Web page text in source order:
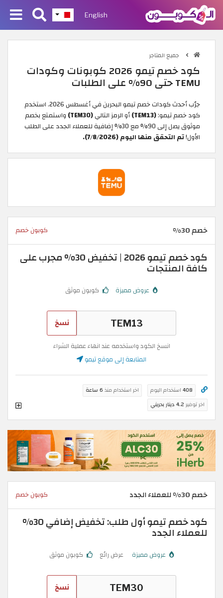
English
جميع المتاجر
كود خصم تيمو 2026 كوبونات وكودات
TEMU حتى 90% على الطلبات
جرّب أحدث كودات خصم تيمو البحرين في أغسطس 2026. استخدم
كود خصم تيمو:(TEM13) أو الرمز التالي(TEM30)
واستمتع بخصم
موثوق يصل إلى 90% مع 30% إضافية للعملاء الجدد على الطلب
الأول!تم التحقق منها اليوم (7/8/2026).
خصم 30% كوبون خصم
كود خصم تيمو 2026 | تخفيض 30% مجرب على
كافة المنتجات
عروض مميزة كوبون موثق
نسخ
انسخ الكود واستخدمه عند انهاء عملية الشراء
المتابعة إلى موقع تيمو
408 استخدام اليوم اخر استخدام منذ 6 ساعة
اخر توفير 4.2 دينار بحريني
خصم 30% للعملاء الجدد كوبون خصم
كود خصم تيمو أول طلب: تخفيض إضافي 30%
للعملاء الجدد
عروض مميزة عرض رائع كوبون موثق
نسخ